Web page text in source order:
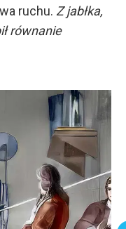
ruchu. Z jabłka,
równanie